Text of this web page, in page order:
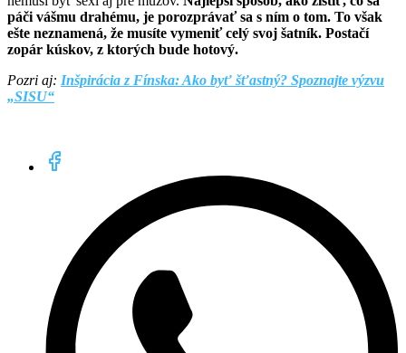
páči vášmu drahému, je porozprávať sa s ním o tom. To však
ešte neznamená, že musíte vymeniť celý svoj šatník. Postačí
zopár kúskov, z ktorých bude hotový.
Pozri aj: Inšpirácia z Fínska: Ako byť šťastný? Spoznajte výzvu
„SISU“